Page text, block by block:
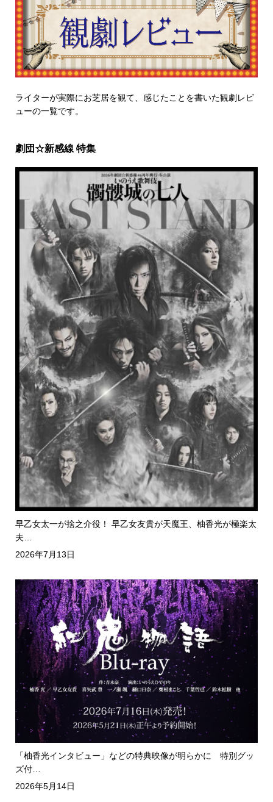
ライターが実際にお芝居を観て、感じたことを書いた観劇レビ
ューの一覧です。
劇団☆新感線 特集
早乙女太一が捨之介役！ 早乙女友貴が天魔王、柚香光が極楽太
夫…
2026年7月13日
「柚香光インタビュー」などの特典映像が明らかに 特別グッ
ズ付…
2026年5月14日